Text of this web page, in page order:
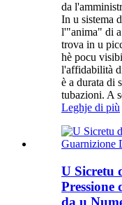
da
In u sistema
l'"anima" di
trova in u
hè pocu
l'affidabilità
è a durata di
tubazioni. A
Leghje di più
U Sicretu
Pressione
da u